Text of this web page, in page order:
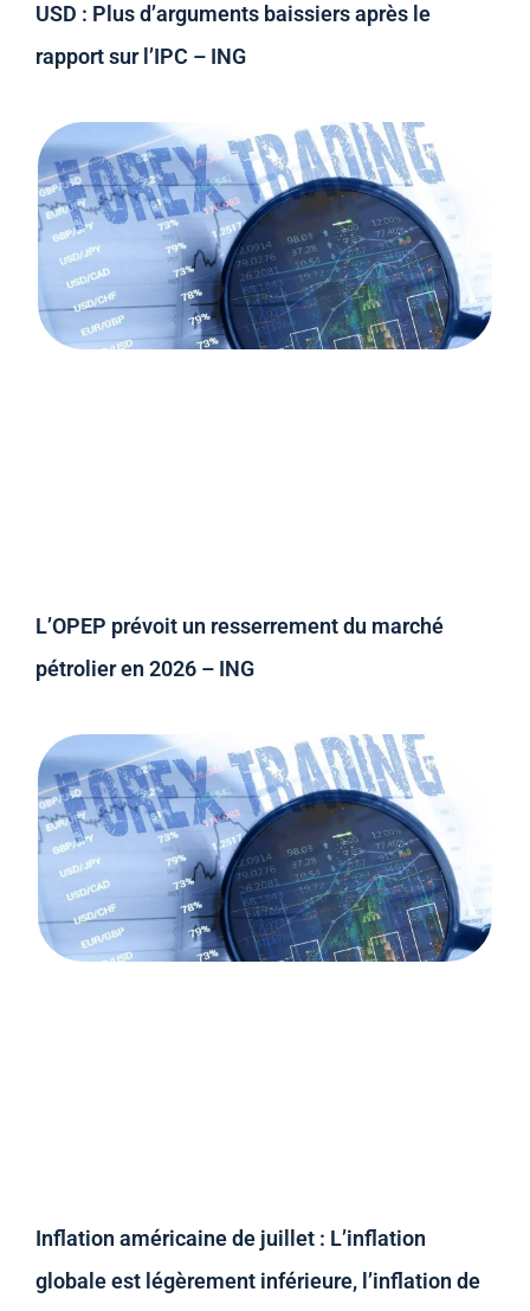
USD : Plus d’arguments baissiers après le
rapport sur l’IPC – ING
L’OPEP prévoit un resserrement du marché
pétrolier en 2026 – ING
Inflation américaine de juillet : L’inflation
globale est légèrement inférieure, l’inflation de